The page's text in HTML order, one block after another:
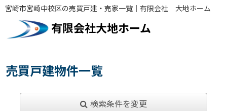
宮崎市宮崎中校区の売買戸建・売家一覧｜有限会社 大地ホーム
有限会社大地ホーム
売買戸建物件一覧
検索条件を変更